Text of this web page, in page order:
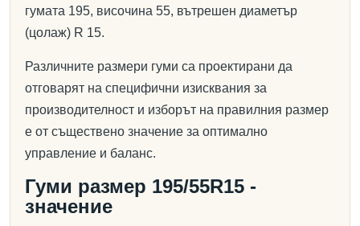
гумата 195, височина 55, вътрешен диаметър
(цолаж) R 15.
Различните размери гуми са проектирани да
отговарят на специфични изисквания за
производителност и изборът на правилния размер
е от съществено значение за оптимално
управление и баланс.
Гуми размер 195/55R15 -
значение